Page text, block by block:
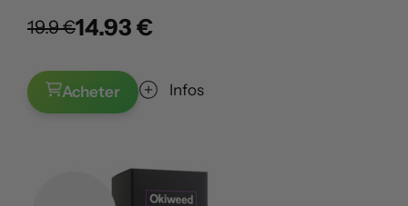
19.9 €14.93 €
Acheter Infos